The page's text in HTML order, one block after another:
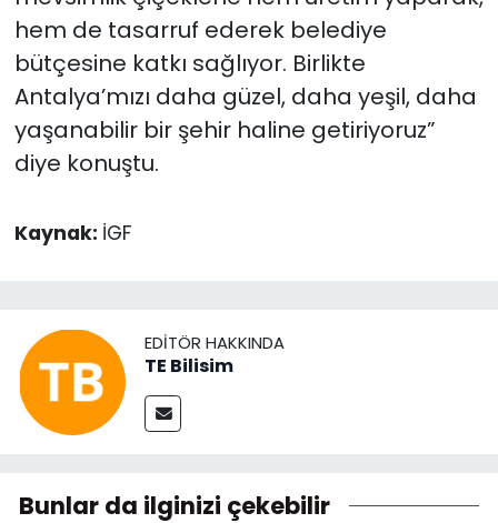
hem de tasarruf ederek belediye
bütçesine katkı sağlıyor. Birlikte
Antalya’mızı daha güzel, daha yeşil, daha
yaşanabilir bir şehir haline getiriyoruz”
diye konuştu.
Kaynak: İGF
EDITÖR HAKKINDA
TE Bilisim
Bunlar da ilginizi çekebilir